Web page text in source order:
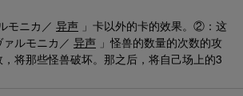
モニカ／ 异声 」卡以外的卡的效果。②：这
ルモニカ／ 异声 」怪兽的数量的次数的攻
将那些怪兽破坏。那之后，将自己场上的3